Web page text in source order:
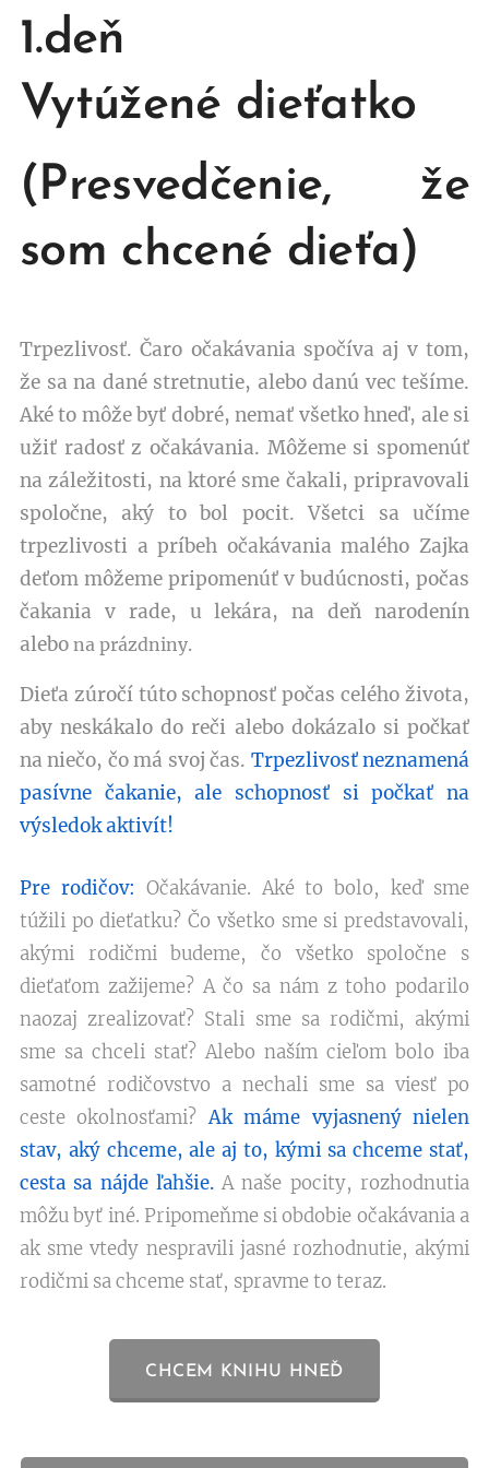
1.deň
Vytúžené dieťatko
(Presvedčenie, že
som chcené dieťa)
Trpezlivosť. Čaro očakávania spočíva aj v tom,
že sa na dané stretnutie, alebo danú vec tešíme.
Aké to môže byť dobré, nemať všetko hneď, ale si
užiť radosť z očakávania. Môžeme si spomenúť
na záležitosti, na ktoré sme čakali, pripravovali
spoločne, aký to bol pocit. Všetci sa učíme
trpezlivosti a príbeh očakávania malého Zajka
deťom môžeme pripomenúť v budúcnosti, počas
čakania v rade, u lekára, na deň narodenín
alebo na prázdniny.
Dieťa zúročí túto schopnosť počas celého života,
aby neskákalo do reči alebo dokázalo si počkať
na niečo, čo má svoj čas. Trpezlivosť neznamená
pasívne čakanie, ale schopnosť si počkať na
výsledok aktivít!
Pre rodičov: Očakávanie. Aké to bolo, keď sme
túžili po dieťatku? Čo všetko sme si predstavovali,
akými rodičmi budeme, čo všetko spoločne s
dieťaťom zažijeme? A čo sa nám z toho podarilo
naozaj zrealizovať? Stali sme sa rodičmi, akými
sme sa chceli stať? Alebo naším cieľom bolo iba
samotné rodičovstvo a nechali sme sa viesť po
ceste okolnosťami?Ak máme vyjasnený nielen
stav, aký chceme, ale aj to, kými sa chceme stať,
cesta sa nájde ľahšie.A naše pocity, rozhodnutia
môžu byť iné. Pripomeňme si obdobie očakávania a
ak sme vtedy nespravili jasné rozhodnutie, akými
rodičmi sa chceme stať, spravme to teraz.
CHCEM KNIHU HNEĎ